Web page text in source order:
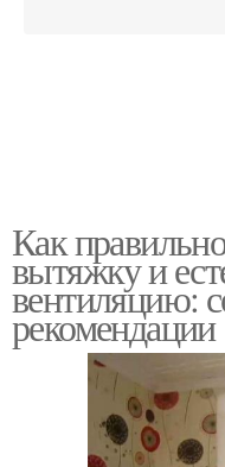
Как
вытяжку и
вентиляцию:
рекомендации